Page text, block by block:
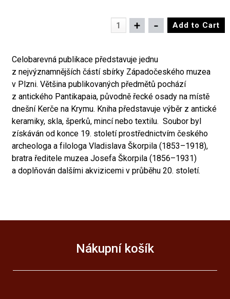
Celobarevná publikace představuje jednu
z nejvýznamnějších částí sbírky Západočeského muzea
v Plzni. Většina publikovaných předmětů pochází
z antického Pantikapaia, původně řecké osady na místě
dnešní Kerče na Krymu. Kniha představuje výběr z antické
keramiky, skla, šperků, mincí nebo textilu. Soubor byl
získáván od konce 19. století prostřednictvím českého
archeologa a filologa Vladislava Škorpila (1853–1918),
bratra ředitele muzea Josefa Škorpila (1856–1931)
a doplňován dalšími akvizicemi v průběhu 20. století.
Nákupní košík